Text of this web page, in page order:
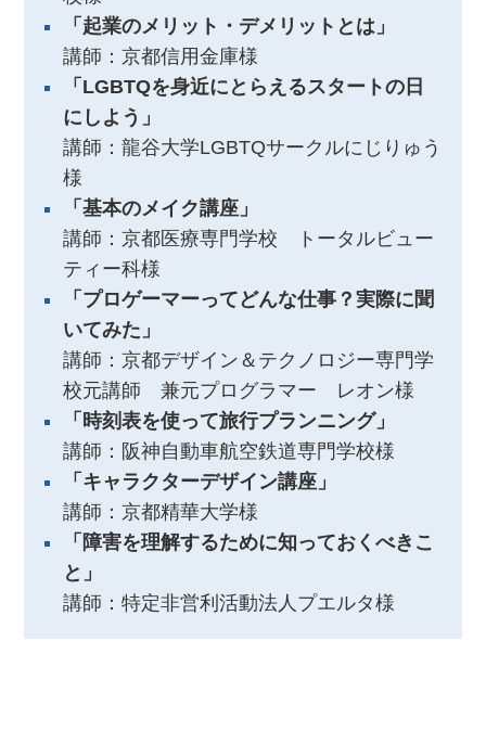
「起業のメリット・デメリットとは」
講師：京都信用金庫様
「LGBTQを身近にとらえるスタートの日
にしよう」
講師：龍谷大学LGBTQサークルにじりゅう
様
「基本のメイク講座」
講師：京都医療専門学校 トータルビュー
ティー科様
「プロゲーマーってどんな仕事？実際に聞
いてみた」
講師：京都デザイン＆テクノロジー専門学
校元講師 兼元プログラマー レオン様
「時刻表を使って旅行プランニング」
講師：阪神自動車航空鉄道専門学校様
「キャラクターデザイン講座」
講師：京都精華大学様
「障害を理解するために知っておくべきこ
と」
講師：特定非営利活動法人プエルタ様